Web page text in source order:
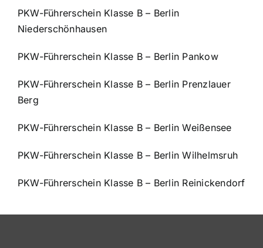
PKW-Führerschein Klasse B – Berlin
Niederschönhausen
PKW-Führerschein Klasse B – Berlin Pankow
PKW-Führerschein Klasse B – Berlin Prenzlauer
Berg
PKW-Führerschein Klasse B – Berlin Weißensee
PKW-Führerschein Klasse B – Berlin Wilhelmsruh
PKW-Führerschein Klasse B – Berlin Reinickendorf